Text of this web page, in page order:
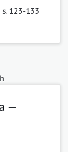
s. 123-133
—